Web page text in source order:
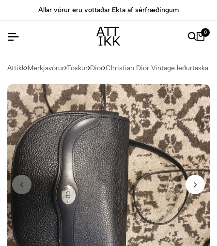
Allar vörur eru vottaðar Ekta af sérfræðingum
0
Attikk Merkjavörur Töskur Dior Christian Dior Vintage leðurtaska